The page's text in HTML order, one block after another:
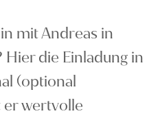
mit Andreas in
die Einladung in
(optional
er wertvolle